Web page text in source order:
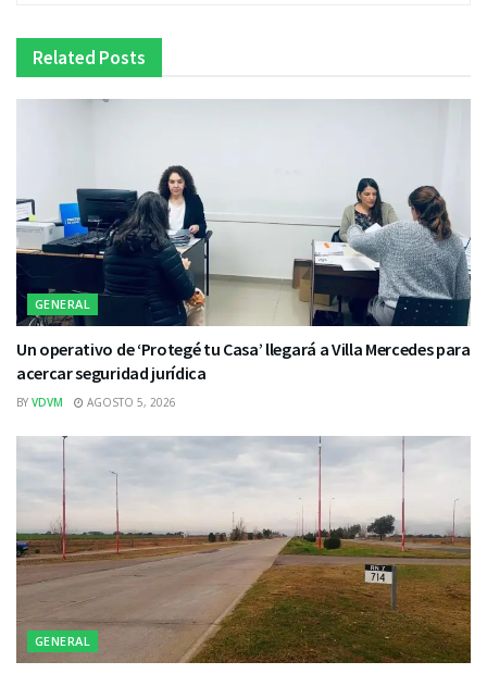
Related Posts
GENERAL
Un operativo de ‘Protegé tu Casa’ llegará a Villa Mercedes para
acercar seguridad jurídica
BY VDVM AGOSTO 5, 2026
GENERAL